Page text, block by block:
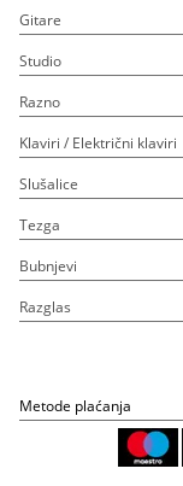
Gitare
Studio
Razno
Klaviri / Električni klaviri
Slušalice
Tezga
Bubnjevi
Razglas
Metode plaćanja